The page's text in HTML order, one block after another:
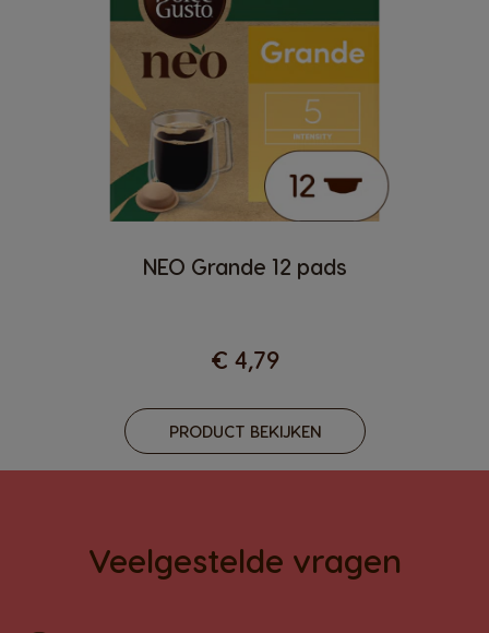
NEO Grande 12 pads
€ 4,79
PRODUCT BEKIJKEN
Veelgestelde vragen